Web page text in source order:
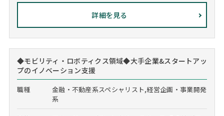
詳細を見る
◆モビリティ・ロボティクス領域◆大手企業&スタートアッ
プのイノベーション支援
職種
金融・不動産系スペシャリスト,経営企画・事業開発
系